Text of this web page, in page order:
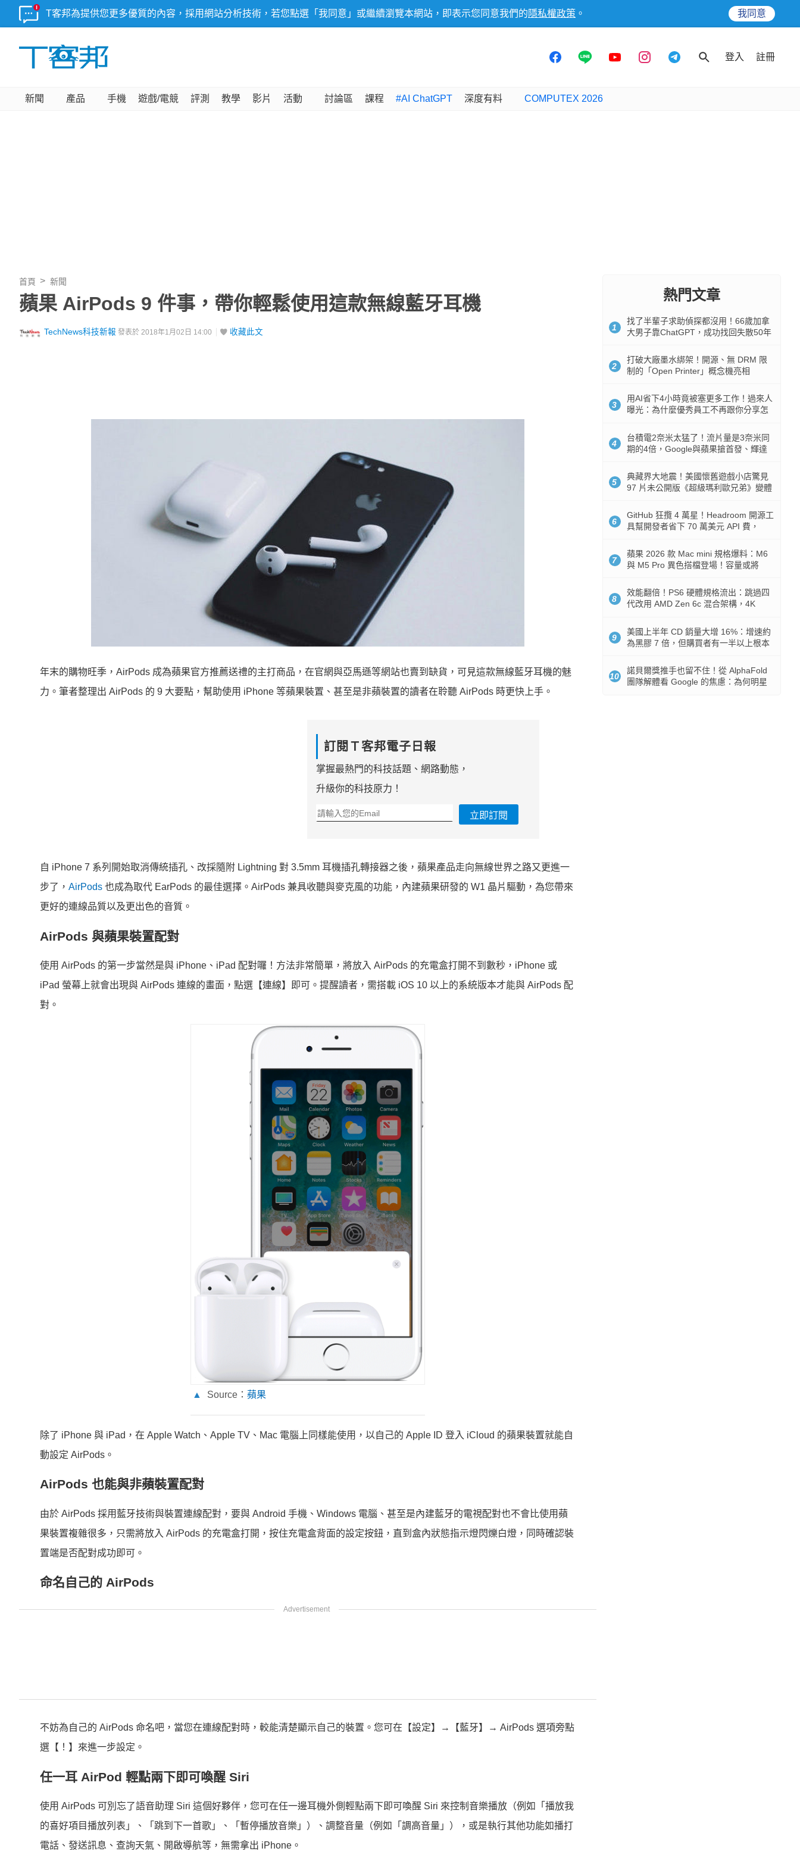
T客邦為提供您更多優質的內容，採用網站分析技術，若您點選「我同意」或繼續瀏覽本網站，即表示您同意我們的 隱私權政策 。 我同意
登入 註冊
新聞 產品 手機 遊戲/電競 評測 教學 影片 活動 討論區 課程 #AI ChatGPT 深度有料 COMPUTEX 2026
首頁 新聞
蘋果 AirPods 9 件事，帶你輕鬆使用這款無線藍牙耳機
TechNews科技新報 發表於 2018年1月02日 14:00 收藏此文
年末的購物旺季，AirPods 成為蘋果官方推薦送禮的主打商品，在官網與亞馬遜等網站也賣到缺貨，可見這款無線藍牙耳機的魅
力。筆者整理出 AirPods 的 9 大要點，幫助使用 iPhone 等蘋果裝置、甚至是非蘋裝置的讀者在聆聽 AirPods 時更快上手。
訂閱Ｔ客邦電子日報
掌握最熱門的科技話題、網路動態，
升級你的科技原力！
立即訂閱
自 iPhone 7 系列開始取消傳統插孔、改採隨附 Lightning 對 3.5mm 耳機插孔轉接器之後，蘋果產品走向無線世界之路又更進一
步了， AirPods 也成為取代 EarPods 的最佳選擇。AirPods 兼具收聽與麥克風的功能，內建蘋果研發的 W1 晶片驅動，為您帶來
更好的連線品質以及更出色的音質。
AirPods 與蘋果裝置配對
使用 AirPods 的第一步當然是與 iPhone、iPad 配對囉！方法非常簡單，將放入 AirPods 的充電盒打開不到數秒，iPhone 或
iPad 螢幕上就會出現與 AirPods 連線的畫面，點選【連線】即可。提醒讀者，需搭載 iOS 10 以上的系統版本才能與 AirPods 配
對。
▲ Source： 蘋果
除了 iPhone 與 iPad，在 Apple Watch、Apple TV、Mac 電腦上同樣能使用，以自己的 Apple ID 登入 iCloud 的蘋果裝置就能自
動設定 AirPods。
AirPods 也能與非蘋裝置配對
由於 AirPods 採用藍牙技術與裝置連線配對，要與 Android 手機、Windows 電腦、甚至是內建藍牙的電視配對也不會比使用蘋
果裝置複雜很多，只需將放入 AirPods 的充電盒打開，按住充電盒背面的設定按鈕，直到盒內狀態指示燈閃爍白燈，同時確認裝
置端是否配對成功即可。
命名自己的 AirPods
不妨為自己的 AirPods 命名吧，當您在連線配對時，較能清楚顯示自己的裝置。您可在【設定】→【藍牙】→ AirPods 選項旁點
選【！】來進一步設定。
任一耳 AirPod 輕點兩下即可喚醒 Siri
使用 AirPods 可別忘了語音助理 Siri 這個好夥伴，您可在任一邊耳機外側輕點兩下即可喚醒 Siri 來控制音樂播放（例如「播放我
的喜好項目播放列表」、「跳到下一首歌」、「暫停播放音樂」）、調整音量（例如「調高音量」），或是執行其他功能如播打
電話、發送訊息、查詢天氣、開啟導航等，無需拿出 iPhone。
熱門文章
1
找了半輩子求助偵探都沒用！66歲加拿
大男子靠ChatGPT，成功找回失散50年
2
打破大廠墨水綁架！開源、無 DRM 限
制的「Open Printer」概念機亮相
3
用AI省下4小時竟被塞更多工作！過來人
曝光：為什麼優秀員工不再跟你分享怎
4
台積電2奈米太猛了！流片量是3奈米同
期的4倍，Google與蘋果搶首發、輝達
5
典藏界大地震！美國懷舊遊戲小店驚見
97 片未公開版《超級瑪利歐兄弟》變體
6
GitHub 狂攬 4 萬星！Headroom 開源工
具幫開發者省下 70 萬美元 API 費，
7
蘋果 2026 款 Mac mini 規格爆料：M6
與 M5 Pro 異色搭檔登場！容量或將
8
效能翻倍！PS6 硬體規格流出：跳過四
代改用 AMD Zen 6c 混合架構，4K
9
美國上半年 CD 銷量大增 16%：增速約
為黑膠 7 倍，但購買者有一半以上根本
10
諾貝爾獎推手也留不住！從 AlphaFold
團隊解體看 Google 的焦慮：為何明星